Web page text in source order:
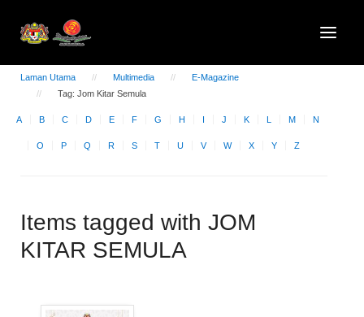
Laman Utama Multimedia
E-Magazine
Tag: Jom Kitar Semula
A B C D E F G H I J K L M N
O P Q R S T U V W X Y Z
Items tagged with JOM
KITAR SEMULA